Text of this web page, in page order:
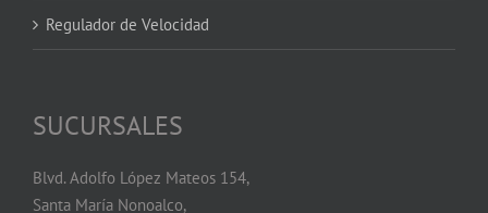
Regulador de Velocidad
SUCURSALES
Blvd. Adolfo López Mateos 154,
Santa María Nonoalco,